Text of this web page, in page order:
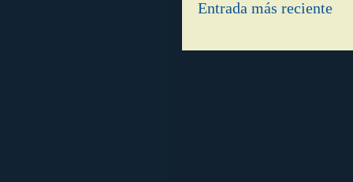
Entrada más reciente